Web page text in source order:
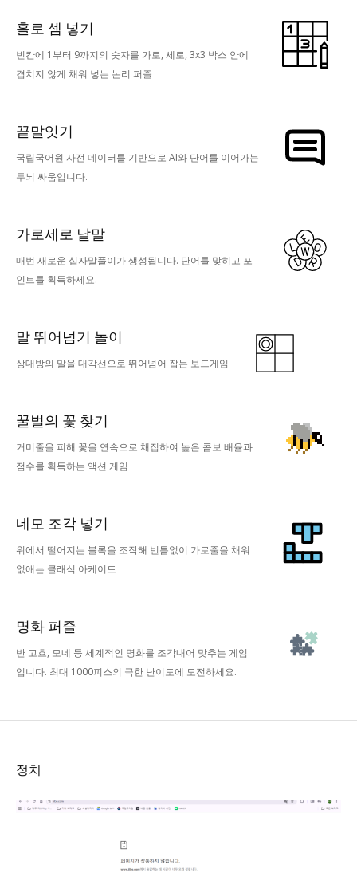
홀로 셈 넣기
빈칸에 1부터 9까지의 숫자를 가로, 세로, 3x3 박스 안에
겹치지 않게 채워 넣는 논리 퍼즐
끝말잇기
국립국어원 사전 데이터를 기반으로 AI와 단어를 이어가는
두뇌 싸움입니다.
가로세로 낱말
매번 새로운 십자말풀이가 생성됩니다. 단어를 맞히고 포
인트를 획득하세요.
말 뛰어넘기 놀이
상대방의 말을 대각선으로 뛰어넘어 잡는 보드게임
꿀벌의 꽃 찾기
거미줄을 피해 꽃을 연속으로 채집하여 높은 콤보 배율과
점수를 획득하는 액션 게임
네모 조각 넣기
위에서 떨어지는 블록을 조작해 빈틈없이 가로줄을 채워
없애는 클래식 아케이드
명화 퍼즐
반 고흐, 모네 등 세계적인 명화를 조각내어 맞추는 게임
입니다. 최대 1000피스의 극한 난이도에 도전하세요.
정치